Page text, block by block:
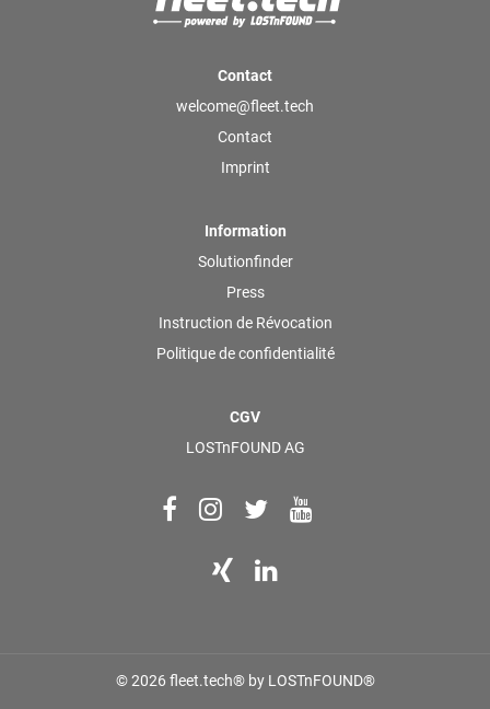
Contact
welcome@fleet.tech
Contact
Imprint
Information
Solutionfinder
Press
Instruction de Révocation
Politique de confidentialité
CGV
LOSTnFOUND AG
© 2026 fleet.tech® by LOSTnFOUND®